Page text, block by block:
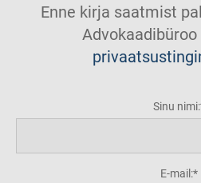
Enne kirja saatmist
Advokaadibüroo
Sinu nimi:
E-mail: